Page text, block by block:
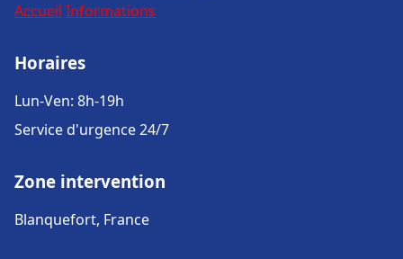
Accueil Informations
Horaires
Lun-Ven: 8h-19h
Service d'urgence 24/7
Zone intervention
Blanquefort, France